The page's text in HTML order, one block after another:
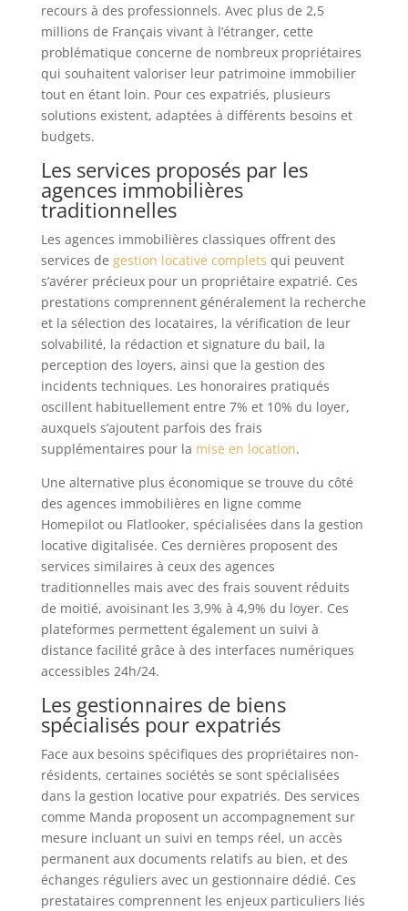
recours à des professionnels. Avec plus de 2,5
millions de Français vivant à l’étranger, cette
problématique concerne de nombreux propriétaires
qui souhaitent valoriser leur patrimoine immobilier
tout en étant loin. Pour ces expatriés, plusieurs
solutions existent, adaptées à différents besoins et
budgets.
Les services proposés par les
agences immobilières
traditionnelles
Les agences immobilières classiques offrent des
services de gestion locative complets qui peuvent
s’avérer précieux pour un propriétaire expatrié. Ces
prestations comprennent généralement la recherche
et la sélection des locataires, la vérification de leur
solvabilité, la rédaction et signature du bail, la
perception des loyers, ainsi que la gestion des
incidents techniques. Les honoraires pratiqués
oscillent habituellement entre 7% et 10% du loyer,
auxquels s’ajoutent parfois des frais
supplémentaires pour la mise en location.
Une alternative plus économique se trouve du côté
des agences immobilières en ligne comme
Homepilot ou Flatlooker, spécialisées dans la gestion
locative digitalisée. Ces dernières proposent des
services similaires à ceux des agences
traditionnelles mais avec des frais souvent réduits
de moitié, avoisinant les 3,9% à 4,9% du loyer. Ces
plateformes permettent également un suivi à
distance facilité grâce à des interfaces numériques
accessibles 24h/24.
Les gestionnaires de biens
spécialisés pour expatriés
Face aux besoins spécifiques des propriétaires non-
résidents, certaines sociétés se sont spécialisées
dans la gestion locative pour expatriés. Des services
comme Manda proposent un accompagnement sur
mesure incluant un suivi en temps réel, un accès
permanent aux documents relatifs au bien, et des
échanges réguliers avec un gestionnaire dédié. Ces
prestataires comprennent les enjeux particuliers liés